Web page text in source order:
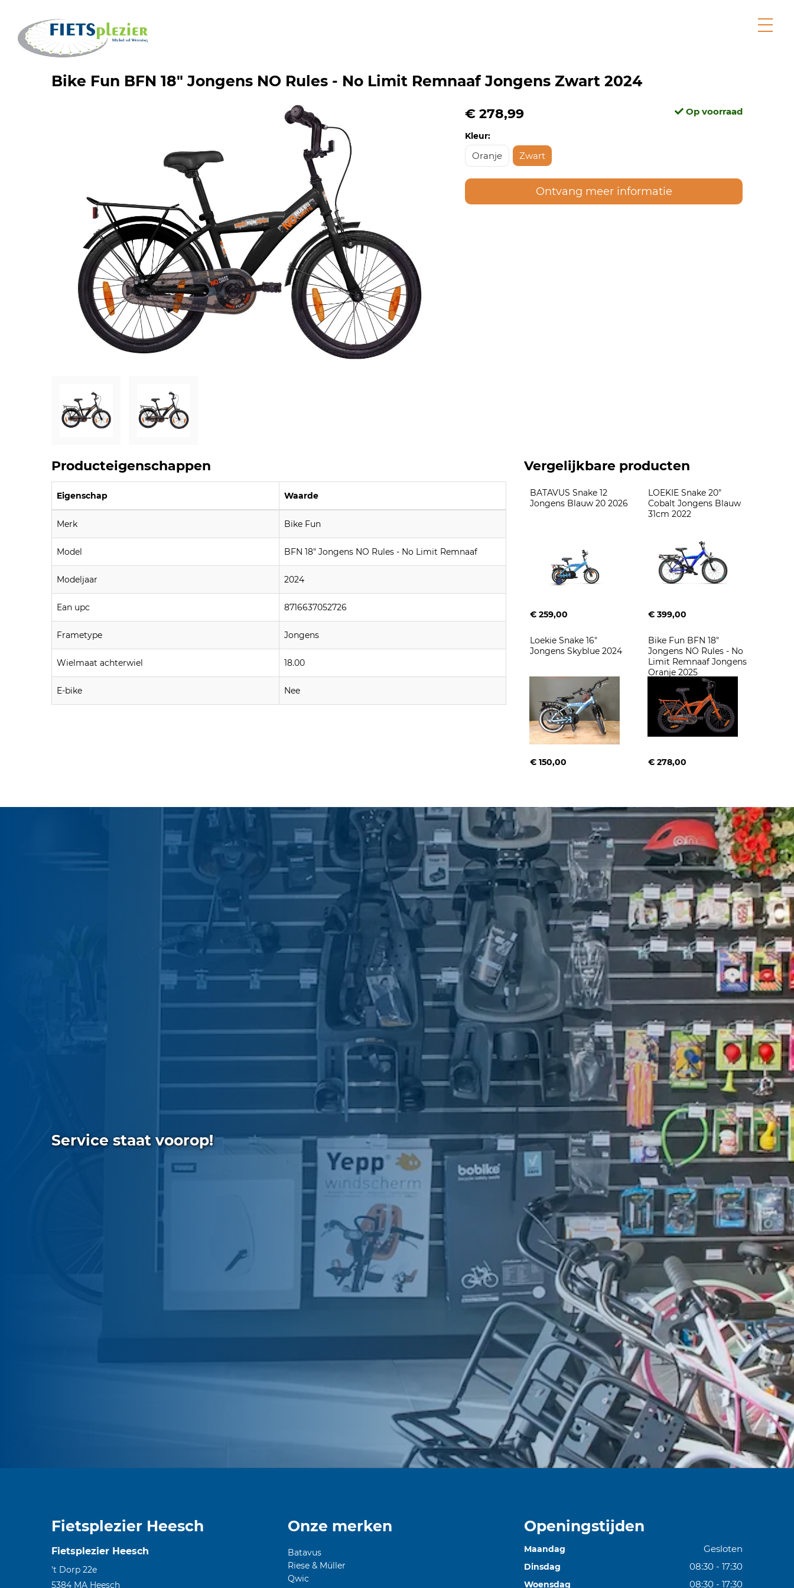
Bike Fun BFN 18" Jongens NO Rules - No Limit Remnaaf Jongens Zwart 2024
€ 278,99 Op voorraad
Kleur:
Oranje Zwart
Ontvang meer informatie
Producteigenschappen
Eigenschap Waarde
Merk Bike Fun
Model BFN 18" Jongens NO Rules - No Limit Remnaaf
Modeljaar 2024
Ean upc 8716637052726
Frametype Jongens
Wielmaat achterwiel 18.00
E-bike Nee
Vergelijkbare producten
BATAVUS Snake 12
Jongens Blauw 20 2026
€ 259,00
LOEKIE Snake 20"
Cobalt Jongens Blauw
31cm 2022
€ 399,00
Loekie Snake 16"
Jongens Skyblue 2024
€ 150,00
Bike Fun BFN 18"
Jongens NO Rules - No
Limit Remnaaf Jongens
Oranje 2025
€ 278,00
Service staat voorop!
Fietsplezier Heesch
Fietsplezier Heesch
't Dorp 22e
5384 MA Heesch
Onze merken
Batavus
Riese & Müller
Qwic
Openingstijden
Maandag Gesloten
Dinsdag 08:30 - 17:30
Woensdag 08:30 - 17:30